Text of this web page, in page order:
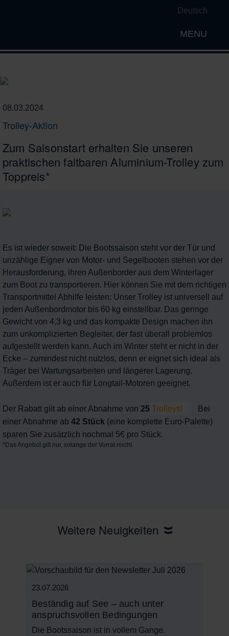
Deutsch
MENU
08.03.2024
Trolley-Aktion
Zum Saisonstart erhalten Sie unseren
praktischen faltbaren Aluminium-Trolley zum
Toppreis*
Es ist wieder soweit: Die Bootssaison steht vor der Tür und
unzählige Eigner von Motor- und Segelbooten stehen vor der
Herausforderung, ihren Außenborder aus dem Winterlager
zum Boot zu transportieren. Hier können Sie mit dem richtigen
Transportmittel Abhilfe leisten: Unser Trolley ist universell auf
jeden Außenbordmotor bis 60 kg einstellbar. Das geringe
Gewicht von 4,3 kg und das kompakte Design machen ihn
zum unkomplizierten Begleiter, der fast überall problemlos
aufgestellt werden kann. Auch im Winter steht er nicht in der
Ecke – zumindest nicht nutzlos, denn er eignet sich ideal als
Träger bei Wartungsarbeiten und längerer Lagerung.
Außerdem ist er auch für Longtail-Motoren geeignet.
Der Rabatt gilt ab einer Abnahme von 25 Trolleys!
Bei
einer Abnahme ab 42 Stück (eine komplette Euro-Palette)
sparen Sie zusätzlich nochmal 5€ pro Stück.
*Das Angebot gilt nur, solange der Vorrat reicht.
Weitere Neuigkeiten
23.07.2026
Beständig auf See – auch unter
anspruchsvollen Bedingungen
Die Bootssaison ist in vollem Gange.